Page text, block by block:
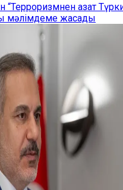
“Терроризмнен азат
мәлімдеме жасады